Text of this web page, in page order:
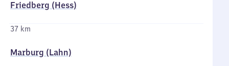
Friedberg (Hess)
37 km
Marburg (Lahn)